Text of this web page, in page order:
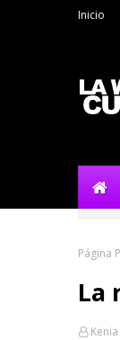
Inicio
Página
La
Kenia